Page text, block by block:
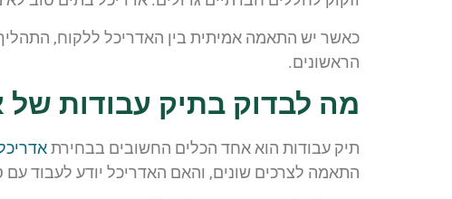
כאשר יש התאמה אמיתית בין האדריכל ללקוח,
הראשונים.
מה לבדוק בתיק עבודות של
תיק עבודות הוא אחד הכלים החשובים בבחירת
התאמה לצרכים שונים, והאם האדריכל יודע לעבוד עם